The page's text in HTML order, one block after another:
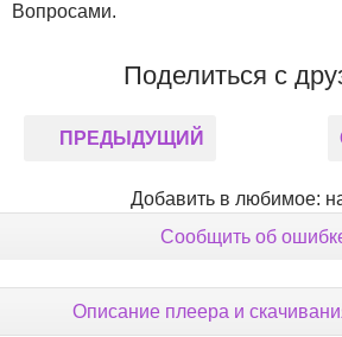
Вопросами.
Поделиться с
ПРЕДЫДУЩИЙ
Добавить в любимое:
Сообщить об
Описание плеера и